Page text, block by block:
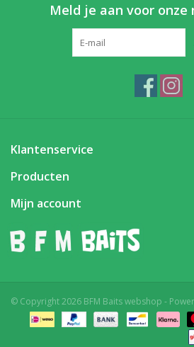
Bulk Deals
Partikels & Pellets
Meld je aan voor onze
Klantenservice
Producten
Mijn account
© Copyright 2026 BFM Baits webshop -